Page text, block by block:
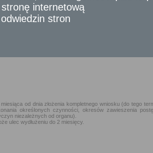
dokument potwierdzający prowadzenie
starszy niż 3 miesiące.
do wniosku należy dołączyć – kserokopię/skan
od dnia złożenia kompletnego wniosku (do tego
określonych czynności, okresów zawieszenia
niezależnych od organu).
ulec wydłużeniu do 2 miesięcy.
internetową
stron